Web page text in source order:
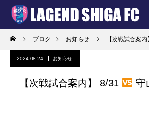
ブログ お知らせ 【次戦試合案
2024.08.24 お知らせ
【次戦試合案内】 8/31 守